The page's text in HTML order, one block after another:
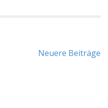
Neuere Beiträge